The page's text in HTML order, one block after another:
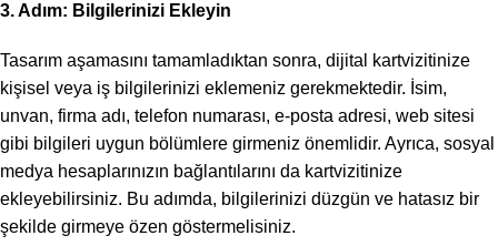
3. Adım: Bilgilerinizi Ekleyin
Tasarım aşamasını tamamladıktan sonra, dijital kartvizitinize
kişisel veya iş bilgilerinizi eklemeniz gerekmektedir. İsim,
unvan, firma adı, telefon numarası, e-posta adresi, web sitesi
gibi bilgileri uygun bölümlere girmeniz önemlidir. Ayrıca, sosyal
medya hesaplarınızın bağlantılarını da kartvizitinize
ekleyebilirsiniz. Bu adımda, bilgilerinizi düzgün ve hatasız bir
şekilde girmeye özen göstermelisiniz.